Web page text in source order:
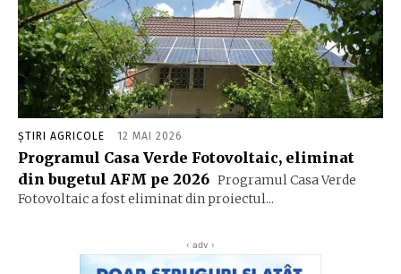
ȘTIRI AGRICOLE 12 MAI 2026
Programul Casa Verde Fotovoltaic, eliminat
din bugetul AFM pe 2026 Programul Casa Verde
Fotovoltaic a fost eliminat din proiectul...
‹ adv ›